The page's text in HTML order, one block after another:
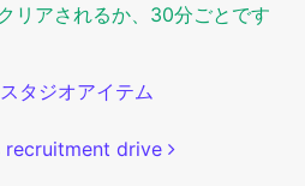
リアされるか、30分ごとです
スタジオアイテム
ション
recruitment drive